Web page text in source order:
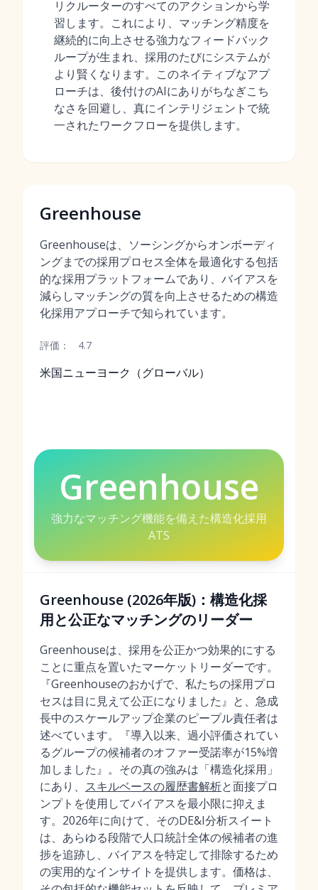
リクルーターのすべてのアクションから学
習します。これにより、マッチング精度を
継続的に向上させる強力なフィードバック
ループが生まれ、採用のたびにシステムが
より賢くなります。このネイティブなアプ
ローチは、後付けのAIにありがちなぎこち
なさを回避し、真にインテリジェントで統
一されたワークフローを提供します。
Greenhouse
Greenhouseは、ソーシングからオンボーディ
ングまでの採用プロセス全体を最適化する包括
的な採用プラットフォームであり、バイアスを
減らしマッチングの質を向上させるための構造
化採用アプローチで知られています。
評価： 4.7
米国ニューヨーク（グローバル）
Greenhouse
強力なマッチング機能を備えた構造化採用
ATS
Greenhouse (2026年版)：構造化採
用と公正なマッチングのリーダー
Greenhouseは、採用を公正かつ効果的にする
ことに重点を置いたマーケットリーダーです。
『Greenhouseのおかげで、私たちの採用プロ
セスは目に見えて公正になりました』と、急成
長中のスケールアップ企業のピープル責任者は
述べています。『導入以来、過小評価されてい
るグループの候補者のオファー受諾率が15%増
加しました』。その真の強みは「構造化採用」
にあり、 スキルベースの履歴書解析と面接プロ
ンプトを使用してバイアスを最小限に抑えま
す。2026年に向けて、そのDE&I分析スイート
は、あらゆる段階で人口統計全体の候補者の進
捗を追跡し、バイアスを特定して排除するため
の実用的なインサイトを提供します。価格は、